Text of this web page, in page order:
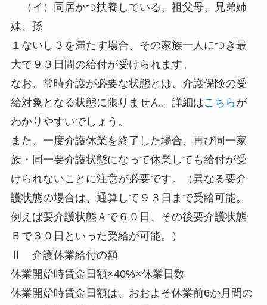
（イ）同居かつ扶養している、祖父母、兄弟姉
妹、孫
１ないし３を満たす場合、その家族一人につき最
大で９３日間の給付が受けられます。
なお、常時介護が必要な状態とは、介護保険の受
給対象となる状態に限りません。詳細はこちら が
わかりやすいでしょう。
また、一度介護休業を終了した場合、再び同一家
族・同一要介護状態になって休業しても給付が受
けられないことに注意が必要です。（異なる要介
護状態の場合は、通算して９３日まで受給可能。
例えば要介護状態Ａで６０日、その後要介護状態
Ｂで３０日といった受給が可能。）
Ⅱ 介護休業給付の額
休業開始時賃金日額×40%×休業日数
休業開始時賃金日額は、おおよそ休業前6か月間の